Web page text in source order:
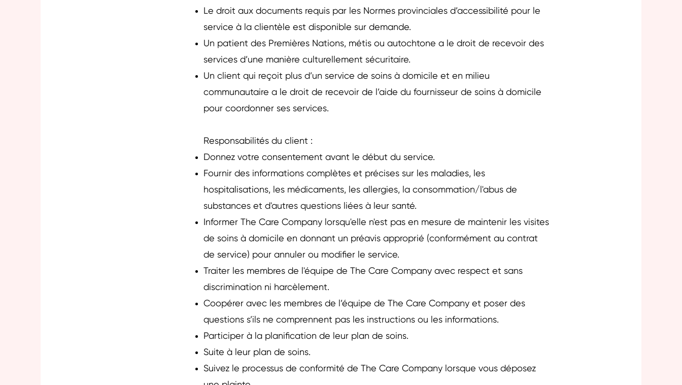
Le droit aux documents requis par les Normes provinciales d’accessibilité pour le
service à la clientèle est disponible sur demande.
Un patient des Premières Nations, métis ou autochtone a le droit de recevoir des
services d’une manière culturellement sécuritaire.
Un client qui reçoit plus d’un service de soins à domicile et en milieu
communautaire a le droit de recevoir de l’aide du fournisseur de soins à domicile
pour coordonner ses services.
Responsabilités du client :
Donnez votre consentement avant le début du service.
Fournir des informations complètes et précises sur les maladies, les
hospitalisations, les médicaments, les allergies, la consommation/l'abus de
substances et d'autres questions liées à leur santé.
Informer The Care Company lorsqu'elle n'est pas en mesure de maintenir les visites
de soins à domicile en donnant un préavis approprié (conformément au contrat
de service) pour annuler ou modifier le service.
Traiter les membres de l'équipe de The Care Company avec respect et sans
discrimination ni harcèlement.
Coopérer avec les membres de l’équipe de The Care Company et poser des
questions s’ils ne comprennent pas les instructions ou les informations.
Participer à la planification de leur plan de soins.
Suite à leur plan de soins.
Suivez le processus de conformité de The Care Company lorsque vous déposez